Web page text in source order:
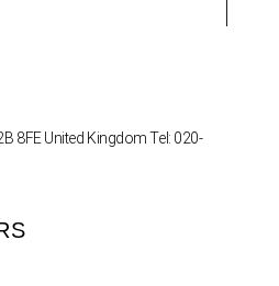
8FE United Kingdom Tel: 020-